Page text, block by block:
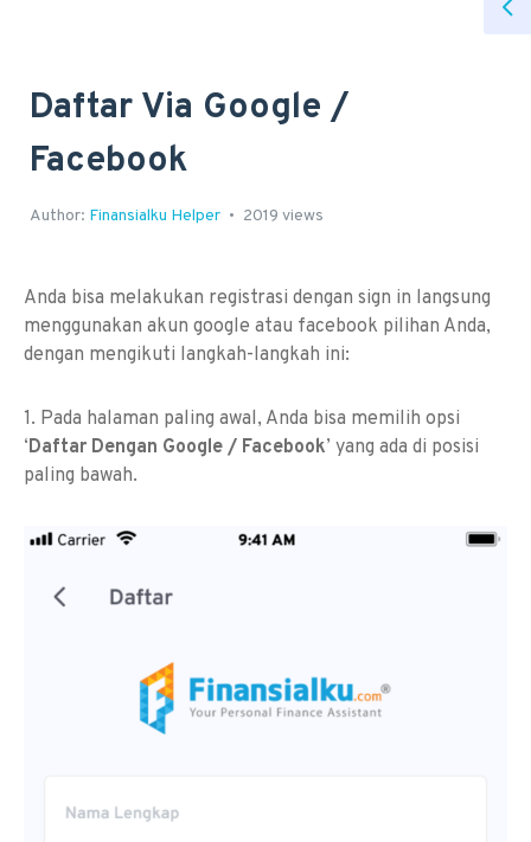
Daftar Via Google /
Facebook
Author: Finansialku Helper 2019 views
Anda bisa melakukan registrasi dengan sign in langsung
menggunakan akun google atau facebook pilihan Anda,
dengan mengikuti langkah-langkah ini:
1. Pada halaman paling awal, Anda bisa memilih opsi
‘Daftar Dengan Google / Facebook’ yang ada di posisi
paling bawah.